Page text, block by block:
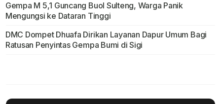
Gempa M 5,1 Guncang Buol Sulteng, Warga Panik
Mengungsi ke Dataran Tinggi
DMC Dompet Dhuafa Dirikan Layanan Dapur Umum Bagi
Ratusan Penyintas Gempa Bumi di Sigi